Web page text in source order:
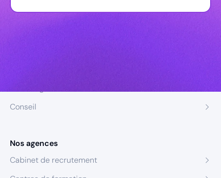
Conseil
Nos agences
Cabinet de recrutement